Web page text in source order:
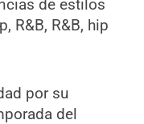
de estilos
R&B, R&B, hip
por su
del